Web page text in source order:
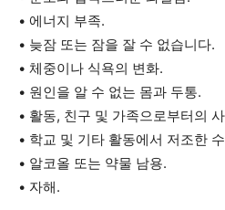
• 에너지 부족.
• 늦잠 또는 잠을 잘 수 없습니다.
• 체중이나 식욕의 변화.
• 원인을 알 수 없는 몸과 두통.
• 활동, 친구 및 가족으로부터의
• 학교 및 기타 활동에서 저조한
• 알코올 또는 약물 남용.
• 자해.